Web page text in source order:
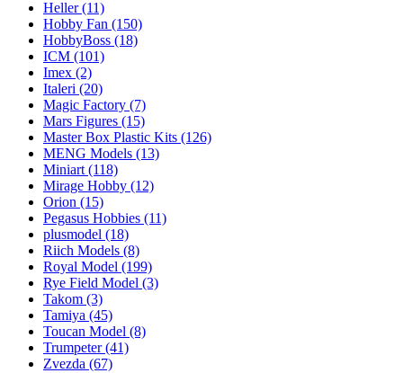
Heller(11)
Hobby Fan (150)
HobbyBoss (18)
ICM (101)
Imex (2)
Italeri (20)
Magic Factory (7)
Mars Figures (15)
Master Box Plastic Kits (126)
MENG Models (13)
Miniart (118)
Mirage Hobby (12)
Orion (15)
Pegasus Hobbies (11)
plusmodel (18)
Riich Models (8)
Royal Model (199)
Rye Field Model (3)
Takom (3)
Tamiya (45)
Toucan Model (8)
Trumpeter(41)
Zvezda (67)